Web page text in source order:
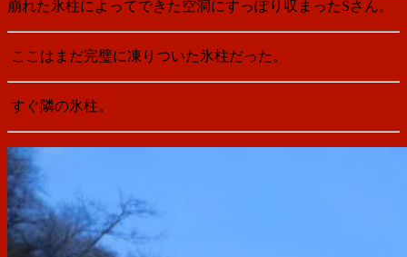
崩れた氷柱によってできた空洞にすっぽり収まったSさん。
ここはまだ完璧に凍りついた氷柱だった。
すぐ隣の氷柱。